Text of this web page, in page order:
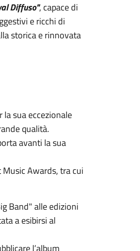
Diffuso", capace di
e ricchi di
storica e rinnovata
sua eccezionale
qualità.
avanti la sua
Awards, tra cui
Band" alle edizioni
a esibirsi al
l’album